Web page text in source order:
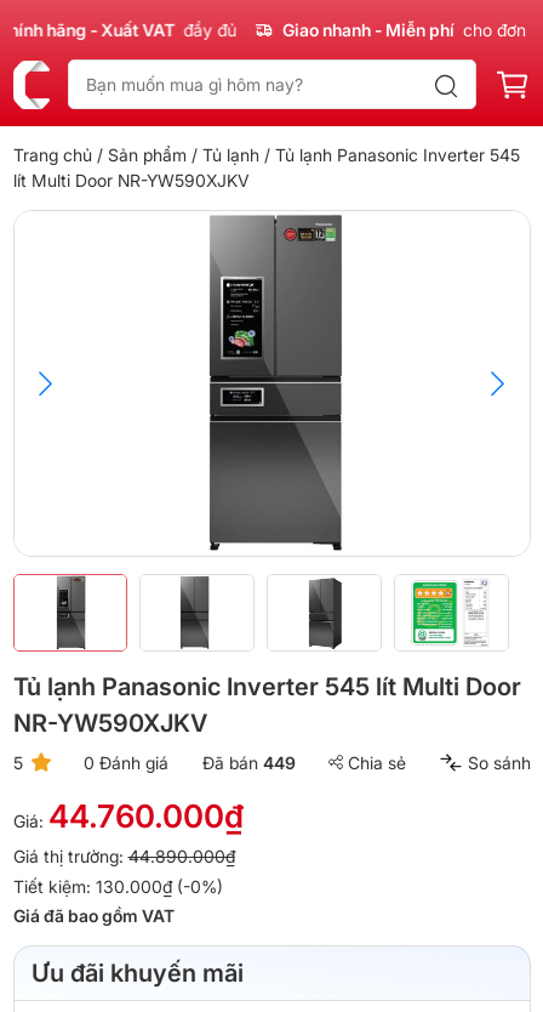
hãng - Xuất VAT đầy đủ Giao nhanh - Miễn phí cho đơn
Trang chủ / Sản phẩm / Tủ lạnh / Tủ lạnh Panasonic Inverter 545
lít Multi Door NR-YW590XJKV
Tủ lạnh Panasonic Inverter 545 lít Multi Door
NR-YW590XJKV
5 0 Đánh giá Đã bán 449 Chia sẻ So sánh
Giá: 44.760.000₫
Giá thị trường:44.890.000₫
Tiết kiệm: 130.000₫ (-0%)
Giá đã bao gồm VAT
Ưu đãi khuyến mãi